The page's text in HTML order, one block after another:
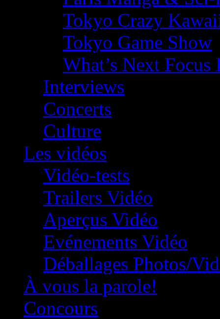
Tokyo Crazy
Tokyo Game Show
What’s Next
Interviews
Concerts
Culture
Les vidéos
Vidéo-tests
Trailers Vidéo
Aperçus Vidéo
Evénements Vidéo
Déballages Photos/
À vous la parole!
Concours